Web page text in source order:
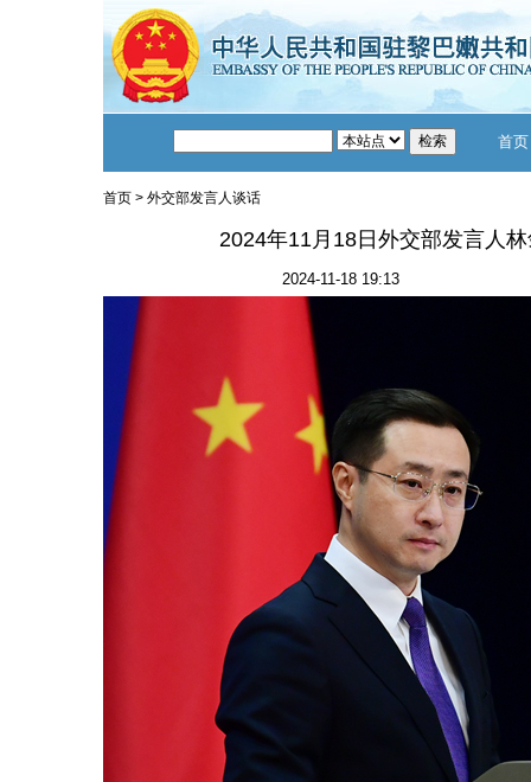
首页
首页> 外交部发言人谈话
2024年11月18日外交部发言人
2024-11-18 19:13